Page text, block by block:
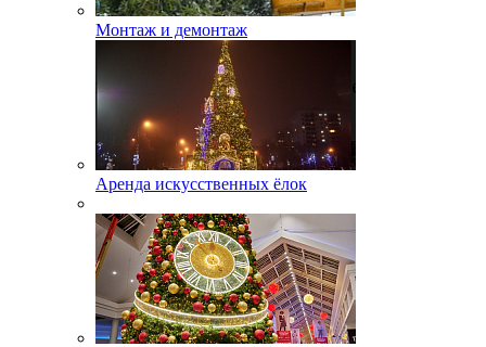
Монтаж и демонтаж
Аренда искусственных ёлок